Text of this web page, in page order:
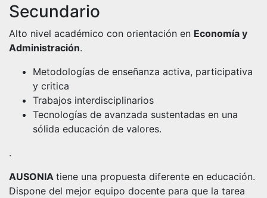
Secundario
Alto nivel académico con orientación en Economía y
Administración.
Metodologías de enseñanza activa, participativa
y critica
Trabajos interdisciplinarios
Tecnologías de avanzada sustentadas en una
sólida educación de valores.
.
AUSONIA tiene una propuesta diferente en educación.
Dispone del mejor equipo docente para que la tarea